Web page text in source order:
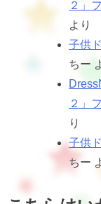
２」
より
子供
ちー
２」
り
子供
ちー